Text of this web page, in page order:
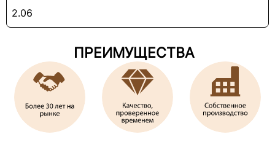
2.06
ПРЕИМУЩЕСТВА